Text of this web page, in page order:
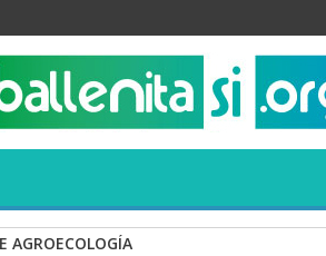
AGROECOLOGÍA